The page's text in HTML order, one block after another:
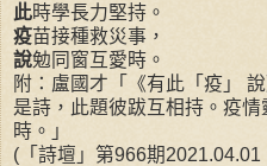
此時學長力堅持。
疫苗接種救災事，
說勉同窗互愛時。
附：盧國才「《有此「疫」
是詩，此題彼跋互相持。疫
時。」
(「詩壇」第966期